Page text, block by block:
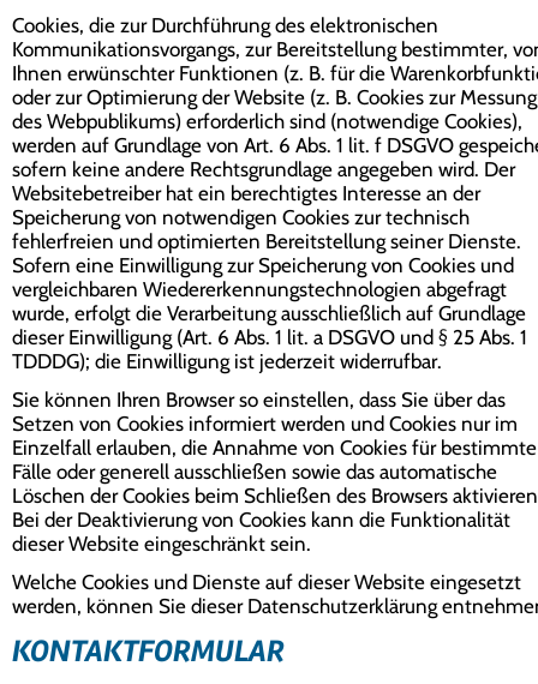
Cookies, die zur Durchführung des elektronischen
Kommunikationsvorgangs, zur Bereitstellung bestimmter,
Ihnen erwünschter Funktionen (z. B. für die
oder zur Optimierung der Website (z. B. Cookies zur Messung
des Webpublikums) erforderlich sind (notwendige Cookies),
werden auf Grundlage von Art. 6 Abs. 1 lit. f DSGVO
sofern keine andere Rechtsgrundlage angegeben wird. Der
Websitebetreiber hat ein berechtigtes Interesse an der
Speicherung von notwendigen Cookies zur technisch
fehlerfreien und optimierten Bereitstellung seiner Dienste.
Sofern eine Einwilligung zur Speicherung von Cookies und
vergleichbaren Wiedererkennungstechnologien abgefragt
wurde, erfolgt die Verarbeitung ausschließlich auf Grundlage
dieser Einwilligung (Art. 6 Abs. 1 lit. a DSGVO und § 25 Abs. 1
TDDDG); die Einwilligung ist jederzeit widerrufbar.
Sie können Ihren Browser so einstellen, dass Sie über das
Setzen von Cookies informiert werden und Cookies nur im
Einzelfall erlauben, die Annahme von Cookies für bestimmte
Fälle oder generell ausschließen sowie das automatische
Löschen der Cookies beim Schließen des Browsers
Bei der Deaktivierung von Cookies kann die Funktionalität
dieser Website eingeschränkt sein.
Welche Cookies und Dienste auf dieser Website eingesetzt
werden, können Sie dieser Datenschutzerklärung
KONTAKTFORMULAR